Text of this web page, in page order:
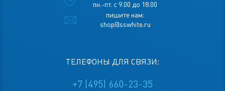
пн.-пт. с 9.00 до 18.00
пишите нам:
shop@sswhite.ru
ТЕЛЕФОНЫ ДЛЯ СВЯЗИ:
+7 (495) 660-23-35